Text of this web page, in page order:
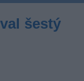
šestý